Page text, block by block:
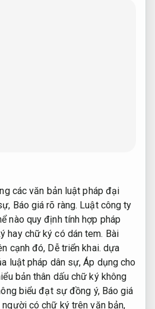
các văn bản luật pháp đại
Báo giá rõ ràng. Luật công ty
nào quy định tính hợp pháp
hay chữ ký có dán tem. Bài
cạnh đó, Dễ triển khai. dựa
luật pháp dân sự,Áp dụng cho
bản thân dấu chữ ký không
biểu đạt sự đồng ý, Báo giá
có chữ ký trên văn bản,